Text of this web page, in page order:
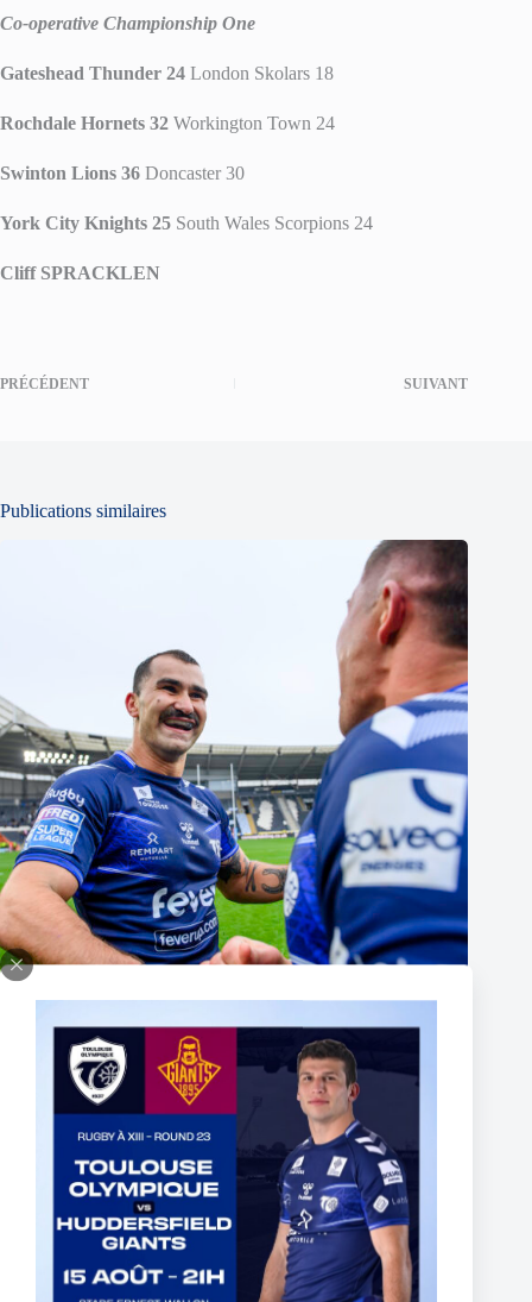
Co-operative Championship One
Gateshead Thunder 24 London Skolars 18
Rochdale Hornets 32 Workington Town 24
Swinton Lions 36 Doncaster 30
York City Knights 25 South Wales Scorpions 24
Cliff SPRACKLEN
PRÉCÉDENT SUIVANT
Publications similaires
CONTRACT EXTENSION
16 juin 2026